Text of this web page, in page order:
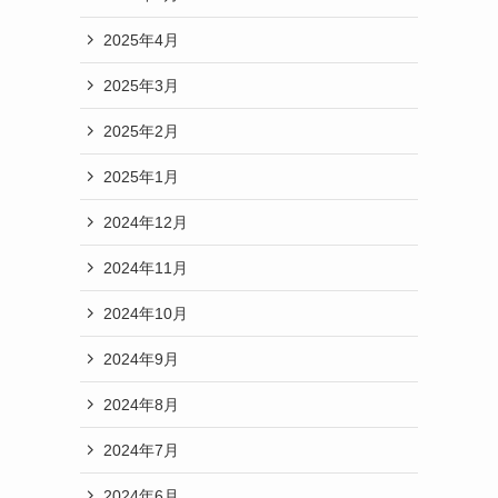
2025年4月
2025年3月
2025年2月
2025年1月
2024年12月
2024年11月
2024年10月
2024年9月
2024年8月
2024年7月